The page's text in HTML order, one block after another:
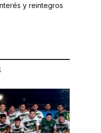
y reintegros